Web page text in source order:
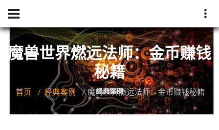
魔兽世界燃远法师：金币赚钱
秘籍
首页 经典案例 魔兽世界燃远法师：金币赚钱秘籍